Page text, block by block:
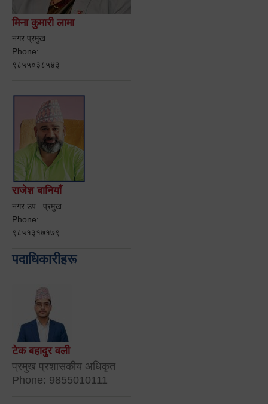
मिना कुमारी लामा
नगर प्रमुख
Phone:
९८५५०३८५४३
राजेश बानियाँ
नगर उप– प्रमुख
Phone:
९८५१३१७१७९
पदाधिकारीहरू
टेक बहादुर वली
प्रमुख प्रशासकीय अधिकृत
Phone: 9855010111